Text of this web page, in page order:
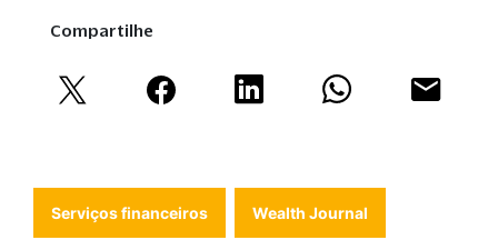
Compartilhe
Serviços financeiros Wealth Journal